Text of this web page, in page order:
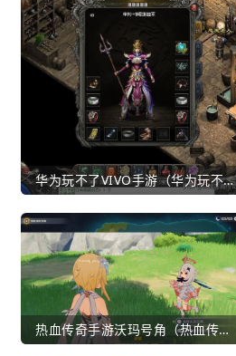
华为玩不了VIVO手游（华为玩不了VIVO手游怎么办）
热血传奇手游沃玛号角（热血传奇沃玛装备隐藏属性）